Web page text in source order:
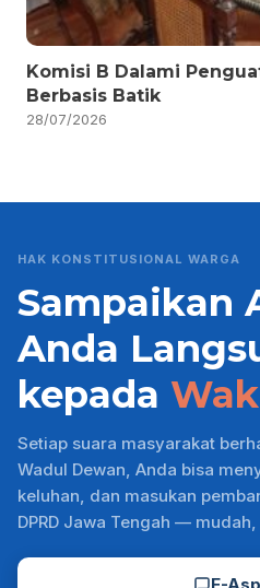
Komisi B Dalami
Berbasis Batik
28/07/2026
HAK KONSTITUSIONAL WARGA
Sampaikan
Anda
kepada
Setiap suara masyarakat
Wadul Dewan, Anda bisa
keluhan, dan masukan
DPRD Jawa Tengah —